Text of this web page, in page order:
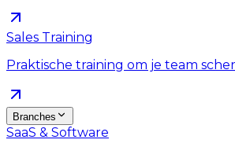
Sales Training
Praktische training om je team
Branches
SaaS & Software